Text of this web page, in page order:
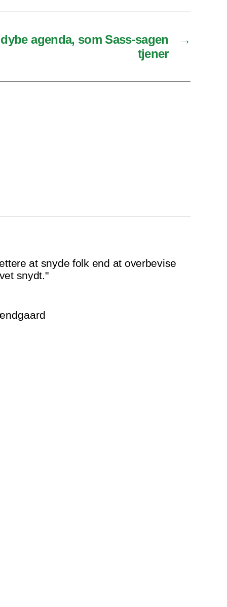
→
agenda, som Sass-sagen
tjener
at snyde folk end at overbevise
snydt."